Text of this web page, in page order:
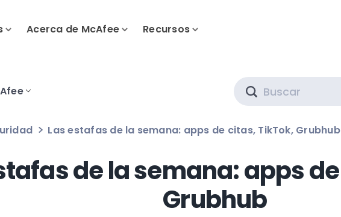
Acerca de McAfee Recursos
Las estafas de la semana: apps de citas, TikTok, Grubhub
de la semana: apps
Grubhub